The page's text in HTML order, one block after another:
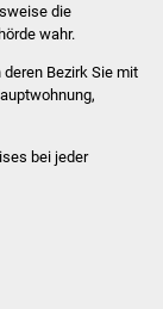
die
wahr.
Bezirk Sie mit
bei jeder